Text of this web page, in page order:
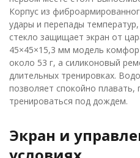
Корпус из
удары и перепады
стекло защищает экран от
45×45×15,3 мм модель
около 53 г, а силиконовый
длительных тренировках.
позволяет спокойно плавать,
тренироваться под дождем.
Экран и